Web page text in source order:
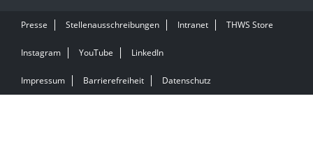
Presse Stellenausschreibungen Intranet THWS Store
Instagram YouTube LinkedIn
Impressum Barrierefreiheit Datenschutz